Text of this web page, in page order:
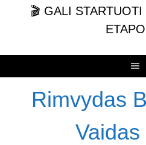
🎬 GALI
Rimvydas